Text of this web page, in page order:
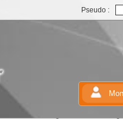
Pseudo :